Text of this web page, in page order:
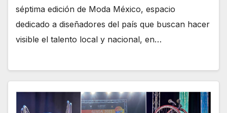
séptima edición de Moda México, espacio
dedicado a diseñadores del país que buscan hacer
visible el talento local y nacional, en…